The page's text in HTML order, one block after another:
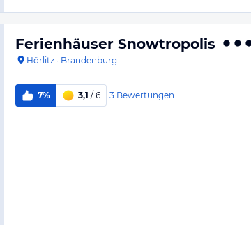
Ferienhäuser Snowtropolis
Hörlitz · Brandenburg
7% 3,1 / 6 3 Bewertungen